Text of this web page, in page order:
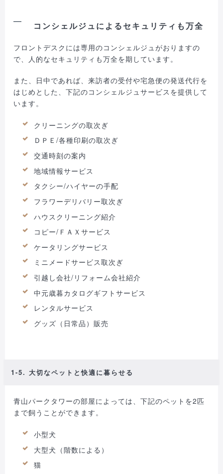
コンシェルジュによるセキュリティも万全
フロントデスクには専用のコンシェルジュがおりますの
で、人的なセキュリティも万全を期しています。
また、日中であれば、来訪者の受付や宅急便の発送代行を
はじめとした、下記のコンシェルジュサービスを提供して
います。
クリーニングの取次ぎ
ＤＰＥ/各種印刷の取次ぎ
交通時刻の案内
地域情報サービス
タクシー/ハイヤーの手配
フラワーデリバリー取次ぎ
ハウスクリーニング紹介
コピー/ＦＡＸサービス
ケータリングサービス
ミニメードサービス取次ぎ
引越し会社/リフォーム会社紹介
中元歳暮カタログギフトサービス
レンタルサービス
グッズ（日常品）販売
1-5. 大切なペットと快適に暮らせる
青山パークタワーの部屋によっては、下記のペットを2匹
まで飼うことができます。
小型犬
大型犬（階数による）
猫